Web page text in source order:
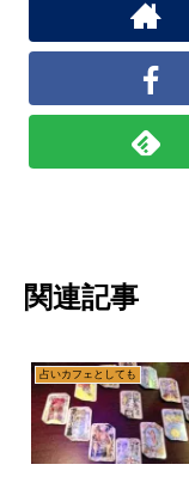
関連記事
占いカフェとしても